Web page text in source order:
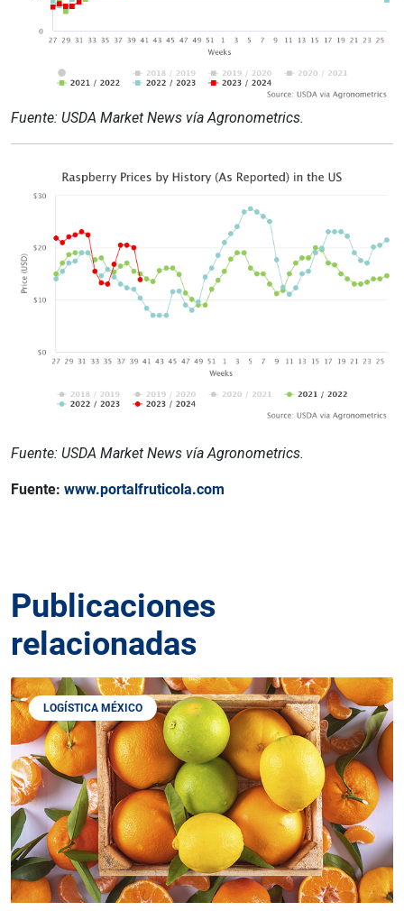
Fuente: USDA Market News vía Agronometrics.
Fuente: USDA Market News vía Agronometrics.
Fuente: www.portalfruticola.com
Publicaciones
relacionadas
LOGÍSTICA MÉXICO